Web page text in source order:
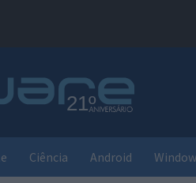
Ciência Android